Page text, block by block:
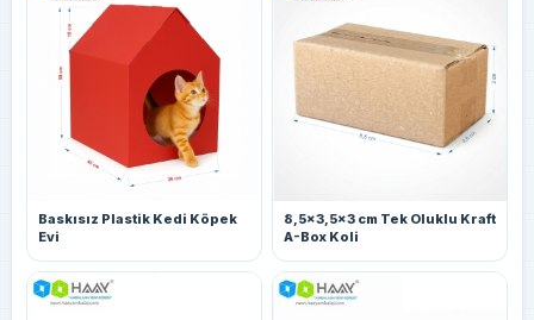
Baskısız Plastik Kedi Köpek
Evi
8,5x3,5x3 cm Tek Oluklu Kraft
A-Box Koli